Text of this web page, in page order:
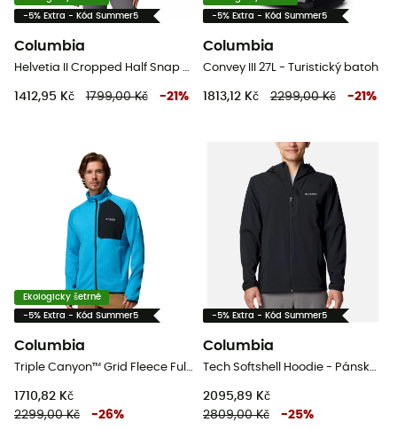
-5% Extra - Kód Summer5
Columbia
Helvetia II Cropped Half Snap Fleece - Dámská fleesová mikina
1412,95 Kč 1799,00 Kč -21 %
-5% Extra - Kód Summer5
Columbia
Convey III 27L - Turistický batoh
1813,12 Kč 2299,00 Kč -21 %
Ekologicky šetrné
-5% Extra - Kód Summer5
Columbia
Triple Canyon™ Grid Fleece Full Zip II - Pánská fleesová mikina
1710,82 Kč
2299,00 Kč
-26%
-5% Extra - Kód Summer5
Columbia
Tech Softshell Hoodie - Pánská softshellová bunda
2095,89 Kč
2809,00 Kč
-25%